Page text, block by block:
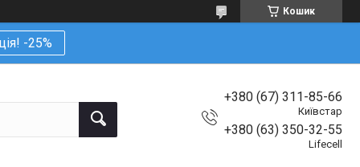
Кошик
-25%
+380 (67) 311-85-66
Київстар
+380 (63) 350-32-55
Lifecell